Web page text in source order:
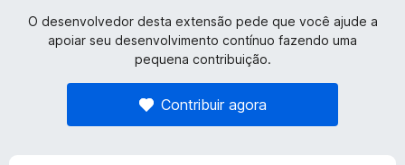
O desenvolvedor desta extensão pede que você ajude a
apoiar seu desenvolvimento contínuo fazendo uma
pequena contribuição.
Contribuir agora